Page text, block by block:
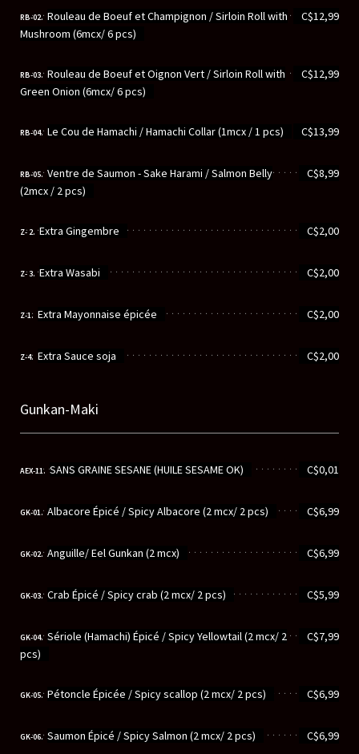
RB-02. C$12,99
Rouleau de Boeuf et Champignon / Sirloin Roll with
Mushroom (6mcx/ 6 pcs)
RB-03. C$12,99
Rouleau de Boeuf et Oignon Vert / Sirloin Roll with
Green Onion (6mcx/ 6 pcs)
RB-04. C$13,99
Le Cou de Hamachi / Hamachi Collar (1mcx / 1 pcs)
RB-05. C$8,99
Ventre de Saumon - Sake Harami / Salmon Belly
(2mcx / 2 pcs)
Z- 2. C$2,00
Extra Gingembre
Z- 3. C$2,00
Extra Wasabi
Z-1. C$2,00
Extra Mayonnaise épicée
Z-4. C$2,00
Extra Sauce soja
Gunkan-Maki
AEX-11. C$0,01
SANS GRAINE SESANE (HUILE SESAME OK)
GK-01. C$6,99
Albacore Épicé / Spicy Albacore (2 mcx/ 2 pcs)
GK-02. C$6,99
Anguille/ Eel Gunkan (2 mcx)
GK-03. C$5,99
Crab Épicé / Spicy crab (2 mcx/ 2 pcs)
GK-04. C$7,99
Sériole (Hamachi) Épicé / Spicy Yellowtail (2 mcx/ 2
pcs)
GK-05. C$6,99
Pétoncle Épicée / Spicy scallop (2 mcx/ 2 pcs)
GK-06. C$6,99
Saumon Épicé / Spicy Salmon (2 mcx/ 2 pcs)